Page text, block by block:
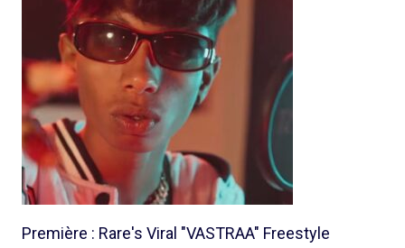
Première : Rare's Viral "VASTRAA" Freestyle